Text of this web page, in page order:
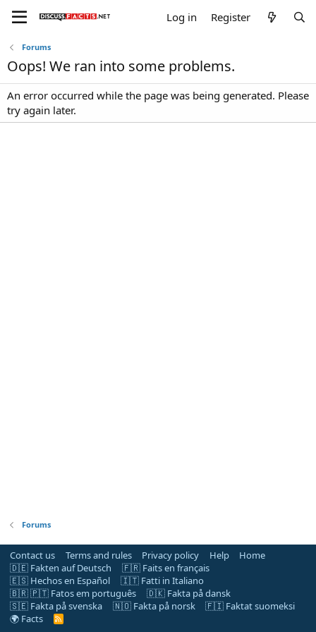
Log in Register
Forums
Oops! We ran into some problems.
An error occurred while the page was being generated. Please
try again later.
Forums
Contact us Terms and rules Privacy policy Help
Home
🇩🇪 Fakten auf Deutsch
🇫🇷 Faits en français
🇪🇸 Hechos en Español
🇮🇹 Fatti in Italiano
🇧🇷 🇵🇹 Fatos em português
🇩🇰 Fakta på dansk
🇸🇪 Fakta på svenska
🇳🇴 Fakta på norsk
🇫🇮 Faktat suomeksi
🌍 Facts
R